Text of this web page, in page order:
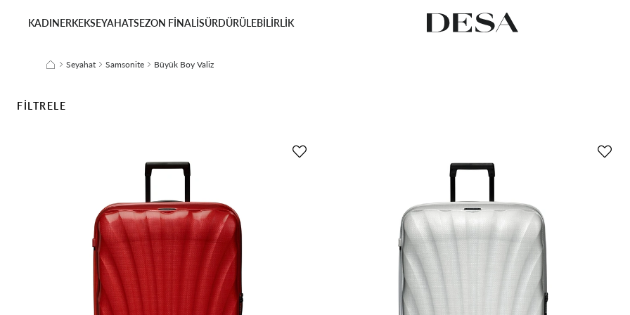
KADINERKEKSEYAHATSEZON FİNALİSÜRDÜRÜLEBİLİRLİK
Seyahat Samsonite Büyük Boy Valiz
FILTRELE